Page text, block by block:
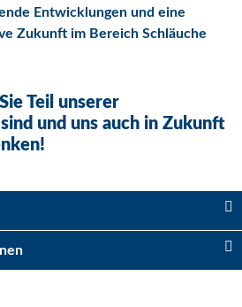
Entwicklungen und eine
Zukunft im Bereich Schläuche
Teil unserer
und uns auch in Zukunft